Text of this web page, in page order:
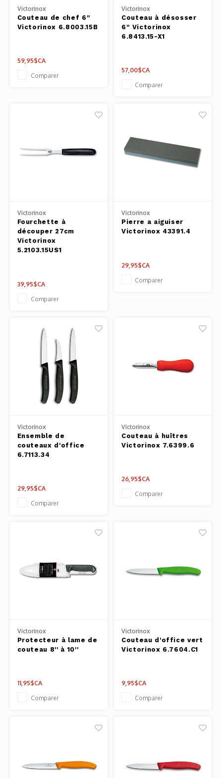
Victorinox
Couteau de chef 6''
Victorinox 6.8003.15B
59,95$CA
Comparer
Victorinox
Couteau à désosser
6'' Victorinox
6.8413.15-X1
57,00$CA
Comparer
Victorinox
Fourchette à
découper 27cm
Victorinox
5.2103.15US1
39,95$CA
Comparer
Victorinox
Pierre a aiguiser
Victorinox 43391.4
29,95$CA
Comparer
Victorinox
Ensemble de
couteaux d'office
6.7113.34
29,95$CA
Comparer
Victorinox
Couteau à huîtres
Victorinox 7.6399.6
26,95$CA
Comparer
Victorinox
Protecteur à lame de
couteau 8'' à 10''
11,95$CA
Comparer
Victorinox
Couteau d'office vert
Victorinox 6.7604.C1
9,95$CA
Comparer